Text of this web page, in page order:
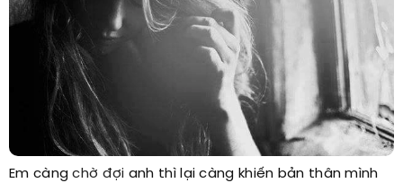
Em càngchờ đợi anh thì lại càng khiến bản thân mình